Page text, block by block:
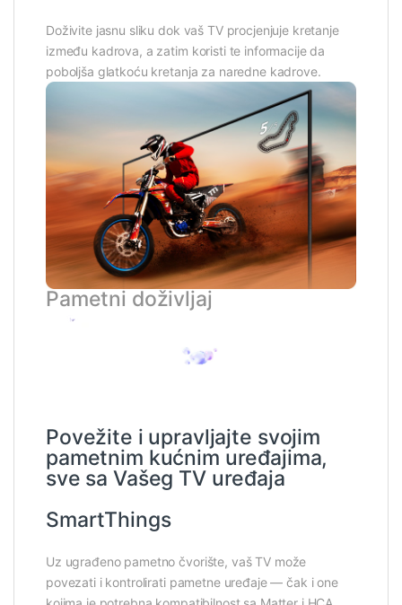
Doživite jasnu sliku dok vaš TV procjenjuje kretanje
između kadrova, a zatim koristi te informacije da
poboljša glatkoću kretanja za naredne kadrove.
Pametni doživljaj
Povežite i upravljajte svojim
pametnim kućnim uređajima,
sve sa Vašeg TV uređaja
SmartThings
Uz ugrađeno pametno čvorište, vaš TV može
povezati i kontrolirati pametne uređaje — čak i one